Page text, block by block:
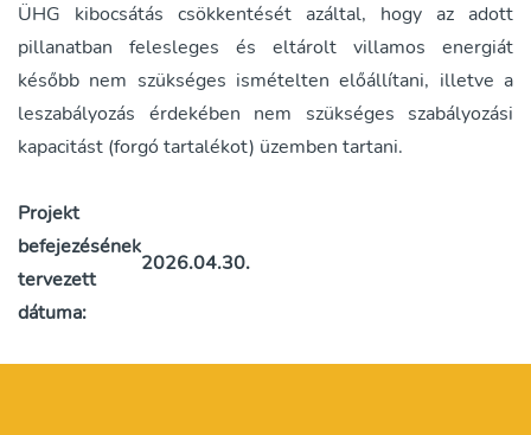
ÜHG kibocsátás csökkentését azáltal, hogy az adott
pillanatban felesleges és eltárolt villamos energiát
később nem szükséges ismételten előállítani, illetve a
leszabályozás érdekében nem szükséges szabályozási
kapacitást (forgó tartalékot) üzemben tartani.
Projekt
befejezésének
tervezett
dátuma:
2026.04.30.